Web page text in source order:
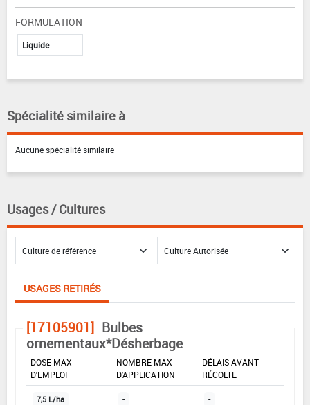
FORMULATION
Liquide
Spécialité similaire à
Aucune spécialité similaire
Usages / Cultures
USAGES RETIRÉS
[17105901] Bulbes
ornementaux*Désherbage
DOSE MAX
D'EMPLOI
NOMBRE MAX
D'APPLICATION
DÉLAIS AVANT
RÉCOLTE
7,5 L/ha - -